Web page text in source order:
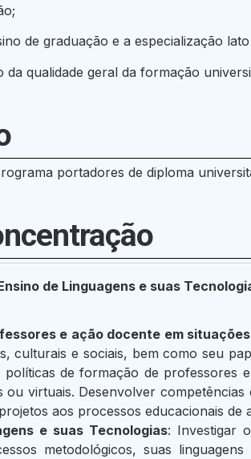
de graduação e a especialização
qualidade geral da formação
portadores de diploma
de Linguagens e suas
e ação docente em
culturais e sociais, bem como seu
políticas de formação de professores
ou virtuais. Desenvolver
aos processos educacionais
e suas Tecnologias: Investigar
metodológicos, suas